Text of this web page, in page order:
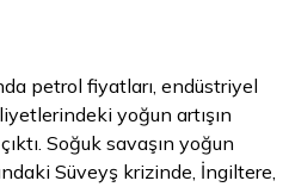
petrol fiyatları, endüstriyel
yoğun artışın
Soğuk savaşın yoğun
Süveyş krizinde, İngiltere,